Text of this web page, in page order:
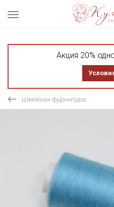
Акция 20%
Швейная фурнитура